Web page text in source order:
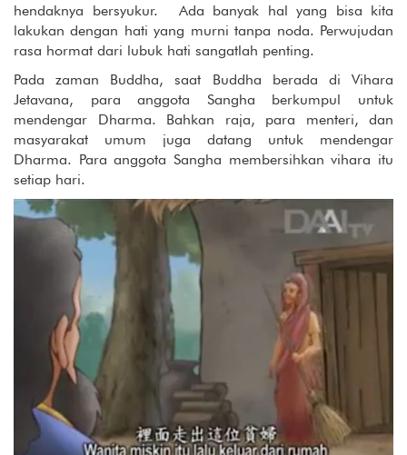
hendaknya bersyukur. Ada banyak hal yang bisa kita
lakukan dengan hati yang murni tanpa noda. Perwujudan
rasa hormat dari lubuk hati sangatlah penting.
Pada zaman Buddha, saat Buddha berada di Vihara
Jetavana, para anggota Sangha berkumpul untuk
mendengar Dharma. Bahkan raja, para menteri, dan
masyarakat umum juga datang untuk mendengar
Dharma. Para anggota Sangha membersihkan vihara itu
setiap hari.